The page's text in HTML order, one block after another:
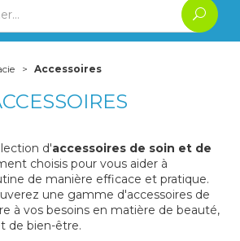
Accessoires
d'accessoires de soin et de
choisis pour vous aider à
de manière efficace et pratique.
une gamme d'accessoires de
à vos besoins en matière de beauté,
de bien-être.